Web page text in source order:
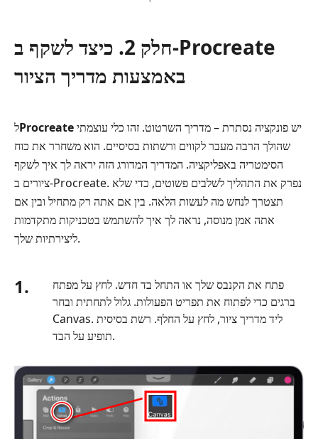
חלק 2. כיצד לשקף ב-Procreate
באמצעות מדריך הציור
לProcreate
שהולך הרבה מעבר לקווים ורשתות בסיסיים. הוא משחרר את כוח
הסימטריה באפליקציה. המדריך המדורג הזה יראה לך איך לשקף
ציורים ב‑Procreate. נפרק את התהליך לשלבים פשוטים, כדי שלא
תצטרך לנחש מה לעשות הלאה. בין אם אתה רק מתחיל ובין אם
אתה אמן מנוסה, נראה לך איך להשתמש בטכניקות מתקדמות
ליצירתיות שלך.
1.
פתח את הקנבס שלך או התחל בד חדש. לחץ על מפתח
ברגים כדי לפתוח את תפריט הפעולות. גלול לתחתית ובחר
Canvas. ליד מדריך ציור, לחץ על החלף. רשת בסיסית
תופיע על הבד.